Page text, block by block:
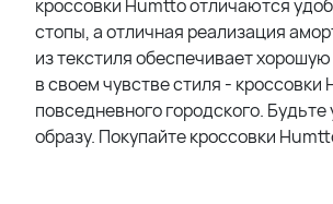
кроссовки Humtto отличаются
стопы, а отличная реализация
из текстиля обеспечивает
в своем чувстве стиля -
повседневного городского.
образу. Покупайте кроссовки